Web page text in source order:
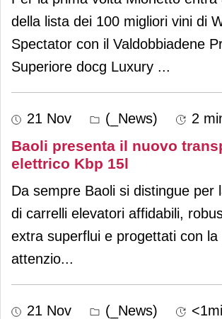
della lista dei 100 migliori vini di
Spectator con il Valdobbiadene
Superiore docg Luxury ...
21 Nov (_News) 2
Baoli presenta il nuovo
elettrico Kbp 15l
Da sempre Baoli si distingue per
di carrelli elevatori affidabili,
extra superflui e progettati con la
attenzio...
21 Nov (_News)